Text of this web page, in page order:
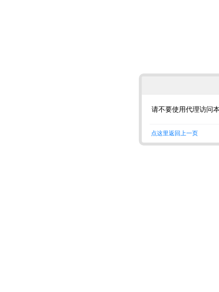
请不要使用代理访问
点这里返回上一页